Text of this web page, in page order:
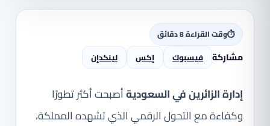
⏱وقت القراءة 8 دقائق
مشاركة فيسبوك إكس لينكدإن
إدارة الزائرين في السعوديةأصبحت أكثر تطورًا
وكفاءة مع التحول الرقمي الذي تشهده المملكة،